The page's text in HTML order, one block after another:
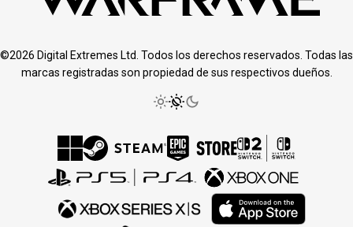
©2026 Digital Extremes Ltd. Todos los derechos reservados. Todas las
marcas registradas son propiedad de sus respectivos dueños.